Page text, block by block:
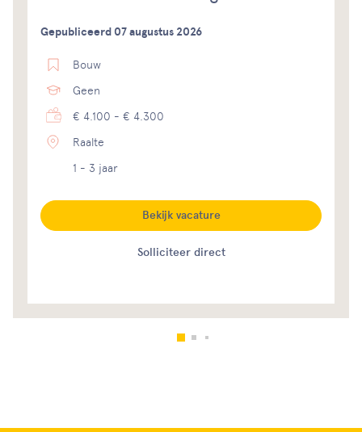
Gepubliceerd 07 augustus 2026
Bouw
Geen
€ 4.100 - € 4.300
Raalte
1 - 3 jaar
Solliciteer direct
Bekijk vacature